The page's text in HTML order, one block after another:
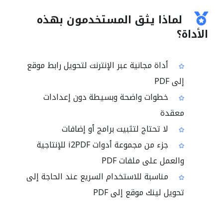
لماذا يثق المستخدمون بهذه
الأداة؟
أداة مجانية عبر الإنترنت لتحويل رابط موقع
إلى PDF
خطوات واضحة وبسيطة دون إعدادات
معقدة
لا تحتاج لتثبيت برامج أو إضافات
جزء من مجموعة أدوات i2PDF للإنتاجية
والعمل على ملفات PDF
مناسبة للاستخدام السريع عند الحاجة إلى
تحويل لينك موقع إلى PDF